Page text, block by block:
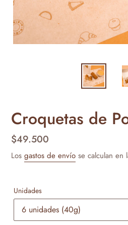
Croquetas de
Precio
habitual
$49.500
Los gastos de envío se calculan en
Unidades